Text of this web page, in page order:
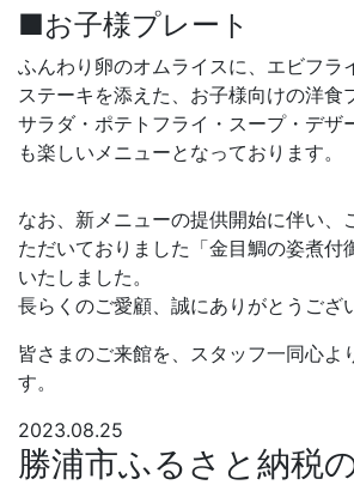
■お子様プレート
ふんわり卵のオムライスに、エビフラ
ステーキを添えた、お子様向けの洋食
サラダ・ポテトフライ・スープ・デザ
も楽しいメニューとなっております。
なお、新メニューの提供開始に伴い、
ただいておりました「金目鯛の姿煮付
いたしました。
長らくのご愛顧、誠にありがとうござ
皆さまのご来館を、スタッフ一同心よ
す。
2023.08.25
勝浦市ふるさと納税